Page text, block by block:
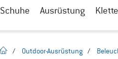
Schuhe Ausrüstung
Startseite
/ Outdoor-Ausrüstung /